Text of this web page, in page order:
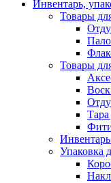
Инвентарь,
Товары
Товары
Воск
Тара
Упаковка